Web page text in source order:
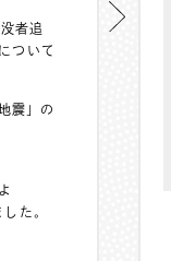
者追
ついて
震」の
た。